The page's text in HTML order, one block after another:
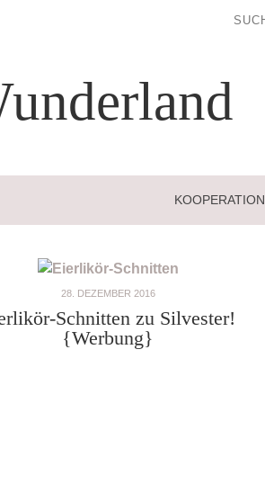
KOOPERATION
28. DEZEMBER 2016
Schnitten zu Silvester!
{Werbung}